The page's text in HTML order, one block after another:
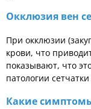
Окклюзия вен
При окклюзии
крови, что
показывают, что
патологии
Какие